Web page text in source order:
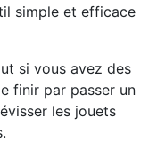
simple et efficace
si vous avez des
finir par passer un
les jouets